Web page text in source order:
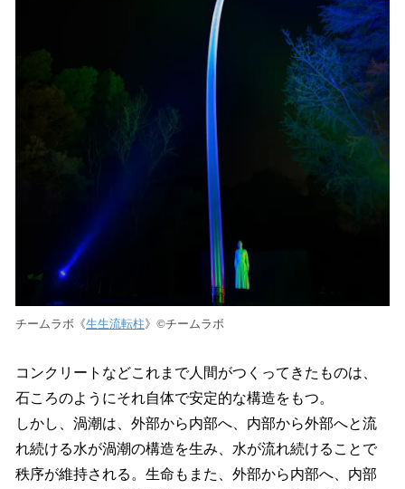
チームラボ《生生流転柱》©︎チームラボ
コンクリートなどこれまで人間がつくってきたものは、
石ころのようにそれ自体で安定的な構造をもつ。
しかし、渦潮は、外部から内部へ、内部から外部へと流
れ続ける水が渦潮の構造を生み、水が流れ続けることで
秩序が維持される。生命もまた、外部から内部へ、内部